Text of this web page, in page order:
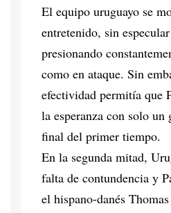
El equipo uruguayo se
entretenido, sin
presionando
como en ataque. Sin
efectividad permitía que
la esperanza con solo
final del primer tiempo.
En la segunda mitad,
falta de contundencia y
el hispano-danés